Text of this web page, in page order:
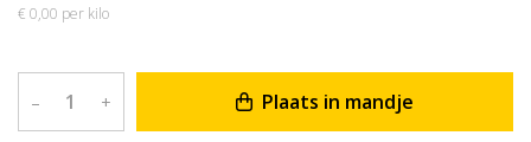
€ 0,00 per kilo
– + Plaats in mandje